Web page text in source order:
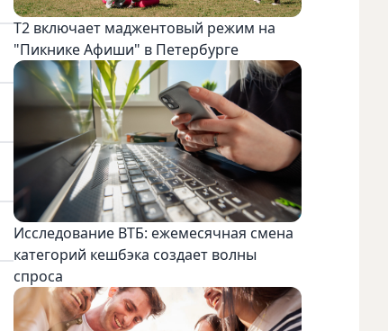
Т2 включает маджентовый режим на
"Пикнике Афиши" в Петербурге
Исследование ВТБ: ежемесячная смена
категорий кешбэка создает волны
спроса